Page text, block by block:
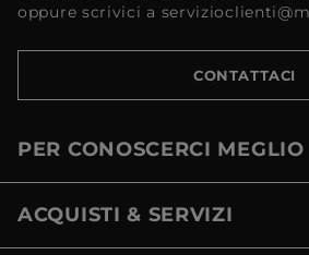
oppure scrivici a
CONTATTACI
PER CONOSCERCI MEGLIO
ACQUISTI & SERVIZI